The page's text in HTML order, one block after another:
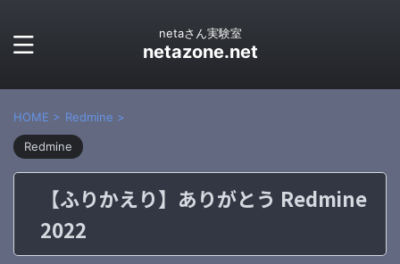
netaさん実験室
netazone.net
HOME > Redmine >
Redmine
【ふりかえり】ありがとう Redmine
2022